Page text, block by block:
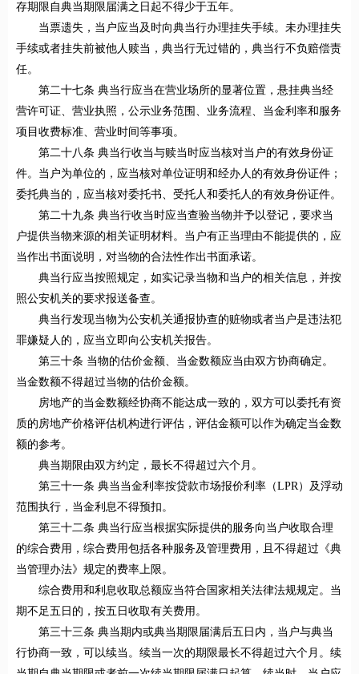
存期限自典当期限届满之日起不得少于五年。
当票遗失，当户应当及时向典当行办理挂失手续。未办理挂失
手续或者挂失前被他人赎当，典当行无过错的，典当行不负赔偿责
任。
第二十七条 典当行应当在营业场所的显著位置，悬挂典当经
营许可证、营业执照，公示业务范围、业务流程、当金利率和服务
项目收费标准、营业时间等事项。
第二十八条 典当行收当与赎当时应当核对当户的有效身份证
件。当户为单位的，应当核对单位证明和经办人的有效身份证件；
委托典当的，应当核对委托书、受托人和委托人的有效身份证件。
第二十九条 典当行收当时应当查验当物并予以登记，要求当
户提供当物来源的相关证明材料。当户有正当理由不能提供的，应
当作出书面说明，对当物的合法性作出书面承诺。
典当行应当按照规定，如实记录当物和当户的相关信息，并按
照公安机关的要求报送备查。
典当行发现当物为公安机关通报协查的赃物或者当户是违法犯
罪嫌疑人的，应当立即向公安机关报告。
第三十条 当物的估价金额、当金数额应当由双方协商确定。
当金数额不得超过当物的估价金额。
房地产的当金数额经协商不能达成一致的，双方可以委托有资
质的房地产价格评估机构进行评估，评估金额可以作为确定当金数
额的参考。
典当期限由双方约定，最长不得超过六个月。
第三十一条 典当当金利率按贷款市场报价利率（LPR）及浮动
范围执行，当金利息不得预扣。
第三十二条 典当行应当根据实际提供的服务向当户收取合理
的综合费用，综合费用包括各种服务及管理费用，且不得超过《典
当管理办法》规定的费率上限。
综合费用和利息收取总额应当符合国家相关法律法规规定。当
期不足五日的，按五日收取有关费用。
第三十三条 典当期内或典当期限届满后五日内，当户与典当
行协商一致，可以续当。续当一次的期限最长不得超过六个月。续